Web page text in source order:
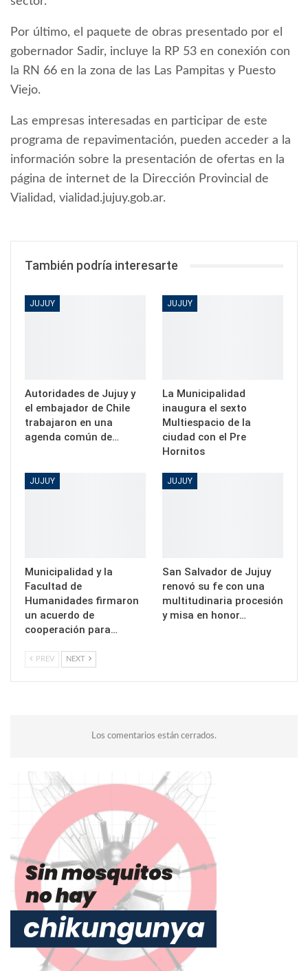
Por último, el paquete de obras presentado por el
gobernador Sadir, incluye la RP 53 en conexión con
la RN 66 en la zona de las Las Pampitas y Puesto
Viejo.
Las empresas interesadas en participar de este
programa de repavimentación, pueden acceder a la
información sobre la presentación de ofertas en la
página de internet de la Dirección Provincial de
Vialidad, vialidad.jujuy.gob.ar.
También podría interesarte
JUJUY
Autoridades de Jujuy y
el embajador de Chile
trabajaron en una
agenda común de…
JUJUY
La Municipalidad
inaugura el sexto
Multiespacio de la
ciudad con el Pre
Hornitos
JUJUY
Municipalidad y la
Facultad de
Humanidades firmaron
un acuerdo de
cooperación para…
JUJUY
San Salvador de Jujuy
renovó su fe con una
multitudinaria procesión
y misa en honor…
PREV NEXT
Los comentarios están cerrados.